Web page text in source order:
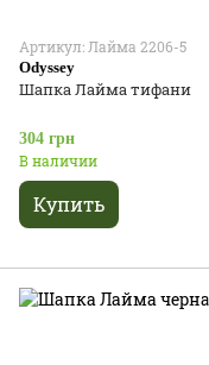
Артикул: Лайма 2206-5
Odyssey
Шапка Лайма тифани
304 грн
В наличии
Купить